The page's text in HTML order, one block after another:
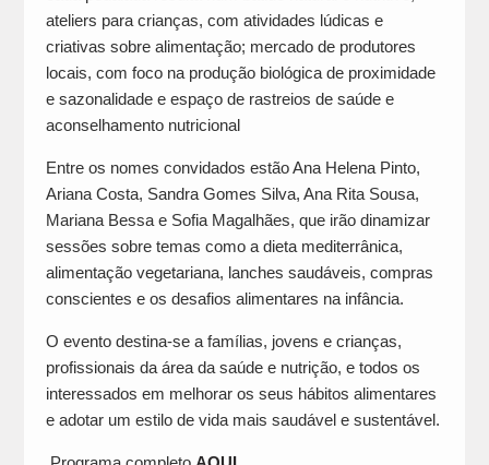
ateliers para crianças, com atividades lúdicas e
criativas sobre alimentação; mercado de produtores
locais, com foco na produção biológica de proximidade
e sazonalidade e espaço de rastreios de saúde e
aconselhamento nutricional
Entre os nomes convidados estão Ana Helena Pinto,
Ariana Costa, Sandra Gomes Silva, Ana Rita Sousa,
Mariana Bessa e Sofia Magalhães, que irão dinamizar
sessões sobre temas como a dieta mediterrânica,
alimentação vegetariana, lanches saudáveis, compras
conscientes e os desafios alimentares na infância.
O evento destina-se a famílias, jovens e crianças,
profissionais da área da saúde e nutrição, e todos os
interessados em melhorar os seus hábitos alimentares
e adotar um estilo de vida mais saudável e sustentável.